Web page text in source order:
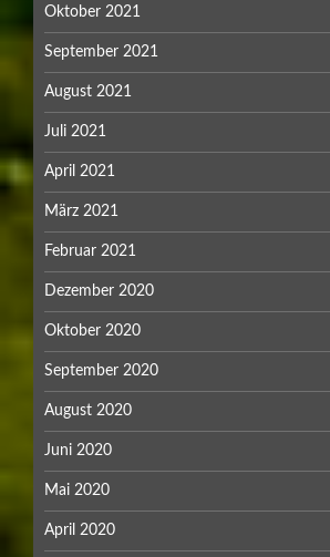
Oktober 2021
September 2021
August 2021
Juli 2021
April 2021
März 2021
Februar 2021
Dezember 2020
Oktober 2020
September 2020
August 2020
Juni 2020
Mai 2020
April 2020